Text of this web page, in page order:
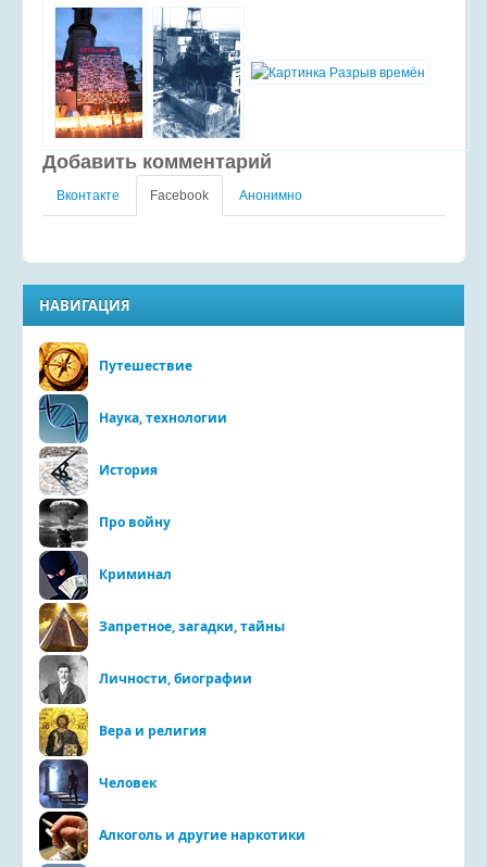
Добавить комментарий
Вконтакте Facebook Анонимно
НАВИГАЦИЯ
Путешествие
Наука, технологии
История
Про войну
Криминал
Запретное, загадки, тайны
Личности, биографии
Вера и религия
Человек
Алкоголь и другие наркотики